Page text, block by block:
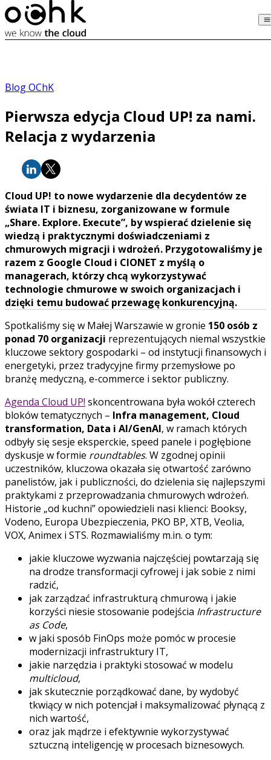
Blog OChK
Pierwsza edycja Cloud UP! za nami.
Relacja z wydarzenia
Cloud UP! to nowe wydarzenie dla decydentów ze
świata IT i biznesu, zorganizowane w formule
„Share. Explore. Execute”, by wspierać dzielenie się
wiedzą i praktycznymi doświadczeniami z
chmurowych migracji i wdrożeń. Przygotowaliśmy je
razem z Google Cloud i CIONET z myślą o
managerach, którzy chcą wykorzystywać
technologie chmurowe w swoich organizacjach i
dzięki temu budować przewagę konkurencyjną.
Spotkaliśmy się w Małej Warszawie w gronie 150 osób z
ponad 70 organizacji reprezentujących niemal wszystkie
kluczowe sektory gospodarki – od instytucji finansowych i
energetyki, przez tradycyjne firmy przemysłowe po
branżę medyczną, e-commerce i sektor publiczny.
Agenda Cloud UP! skoncentrowana była wokół czterech
bloków tematycznych – Infra management, Cloud
transformation, Data i AI/GenAI, w ramach których
odbyły się sesje eksperckie, speed panele i pogłębione
dyskusje w formie roundtables. W zgodnej opinii
uczestników, kluczowa okazała się otwartość zarówno
panelistów, jak i publiczności, do dzielenia się najlepszymi
praktykami z przeprowadzania chmurowych wdrożeń.
Historie „od kuchni” opowiedzieli nasi klienci: Booksy,
Vodeno, Europa Ubezpieczenia, PKO BP, XTB, Veolia,
VOX, Animex i STS. Rozmawialiśmy m.in. o tym:
jakie kluczowe wyzwania najczęściej powtarzają się
na drodze transformacji cyfrowej i jak sobie z nimi
radzić,
jak zarządzać infrastrukturą chmurową i jakie
korzyści niesie stosowanie podejścia Infrastructure
as Code,
w jaki sposób FinOps może pomóc w procesie
modernizacji infrastruktury IT,
jakie narzędzia i praktyki stosować w modelu
multicloud,
jak skutecznie porządkować dane, by wydobyć
tkwiący w nich potencjał i maksymalizować płynącą z
nich wartość,
oraz jak mądrze i efektywnie wykorzystywać
sztuczną inteligencję w procesach biznesowych.